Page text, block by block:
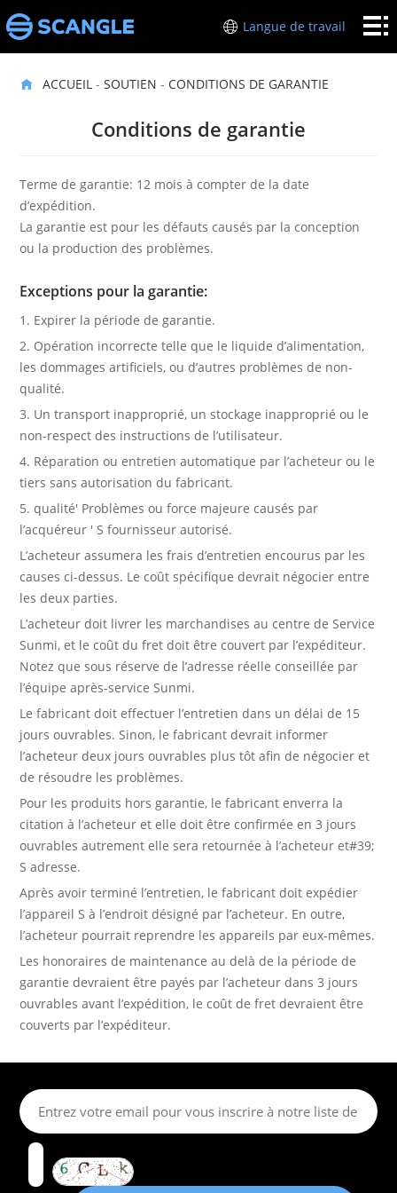
Langue de travail
Accueil
propos
de moi
soutien
Les
ACCUEIL -SOUTIEN - CONDITIONS DE GARANTIE
Conditions de garantie
Terme de garantie: 12 mois à compter de la date
d’expédition.
La garantie est pour les défauts causés par la conception
ou la production des problèmes.
Exceptions pour la garantie:
1. Expirer la période de garantie.
2. Opération incorrecte telle que le liquide d’alimentation,
les dommages artificiels, ou d’autres problèmes de non-
qualité.
3. Un transport inapproprié, un stockage inapproprié ou le
non-respect des instructions de l’utilisateur.
4. Réparation ou entretien automatique par l’acheteur ou le
tiers sans autorisation du fabricant.
5. qualité' Problèmes ou force majeure causés par
l’acquéreur ' S fournisseur autorisé.
L’acheteur assumera les frais d’entretien encourus par les
causes ci-dessus. Le coût spécifique devrait négocier entre
les deux parties.
L’acheteur doit livrer les marchandises au centre de Service
Sunmi, et le coût du fret doit être couvert par l’expéditeur.
Notez que sous réserve de l’adresse réelle conseillée par
l’équipe après-service Sunmi.
Le fabricant doit effectuer l’entretien dans un délai de 15
jours ouvrables. Sinon, le fabricant devrait informer
l’acheteur deux jours ouvrables plus tôt afin de négocier et
de résoudre les problèmes.
Pour les produits hors garantie, le fabricant enverra la
citation à l’acheteur et elle doit être confirmée en 3 jours
ouvrables autrement elle sera retournée à l’acheteur et#39;
S adresse.
Après avoir terminé l’entretien, le fabricant doit expédier
l’appareil S à l’endroit désigné par l’acheteur. En outre,
l’acheteur pourrait reprendre les appareils par eux-mêmes.
Les honoraires de maintenance au delà de la période de
garantie devraient être payés par l’acheteur dans 3 jours
ouvrables avant l’expédition, le coût de fret devraient être
couverts par l’expéditeur.